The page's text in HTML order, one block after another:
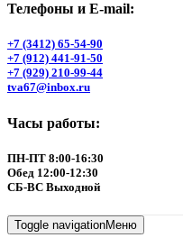
Телефоны и Е-mail:
+7 (3412) 65-54-90
+7 (912) 441-91-50
+7 (929) 210-99-44
tva67@inbox.ru
Часы работы:
ПН-ПТ 8:00-16:30
Обед 12:00-12:30
СБ-ВС Выходной
Toggle navigationМеню